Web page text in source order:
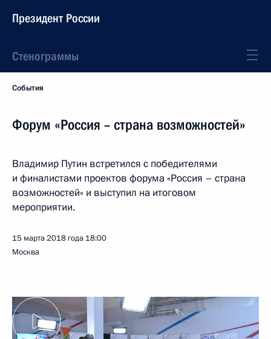
Президент России
Стенограммы
События
Форум «Россия – страна возможностей»
Владимир Путин встретился с победителями
и финалистами проектов форума «Россия – страна
возможностей» и выступил на итоговом
мероприятии.
15 марта 2018 года 18:00
Москва